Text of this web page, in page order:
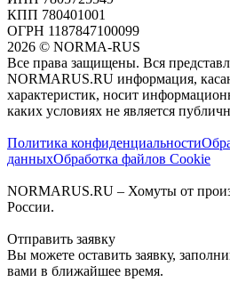
КПП 780401001
ОГРН 1187847100099
2026 © NORMA-RUS
Все права защищены. Вся
NORMARUS.RU информация,
характеристик, носит
каких условиях не является
Политика конфиденциальности
данныхОбработка файлов Cookie
NORMARUS.RU – Хомуты от
России.
Отправить заявку
Вы можете оставить заявку,
вами в ближайшее время.